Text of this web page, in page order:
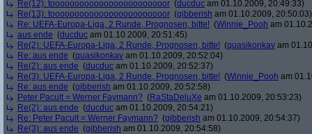
Re(12): toooooooooooooooooooooooor (ducduc am 01.10.2009, 20:49:33)
Re(13): toooooooooooooooooooooooor (gibberish am 01.10.2009, 20:50:03)
Re: UEFA-Europa-Liga, 2 Runde, Prognosen, bitte! (Winnie_Pooh am
aus ende (ducduc am 01.10.2009, 20:51:45)
Re(2): UEFA-Europa-Liga, 2 Runde, Prognosen, bitte! (quasikonkav am
Re: aus ende (quasikonkav am 01.10.2009, 20:52:04)
Re(2): aus ende (ducduc am 01.10.2009, 20:52:37)
Re(3): UEFA-Europa-Liga, 2 Runde, Prognosen, bitte! (Winnie_Pooh am
Re: aus ende (gibberish am 01.10.2009, 20:52:58)
Peter Pacult = Werner Faymann? (RaStaDeluXe am 01.10.2009, 20:53:23)
Re(2): aus ende (ducduc am 01.10.2009, 20:54:21)
Re: Peter Pacult = Werner Faymann? (gibberish am 01.10.2009, 20:54:37)
Re(3): aus ende (gibberish am 01.10.2009, 20:54:58)